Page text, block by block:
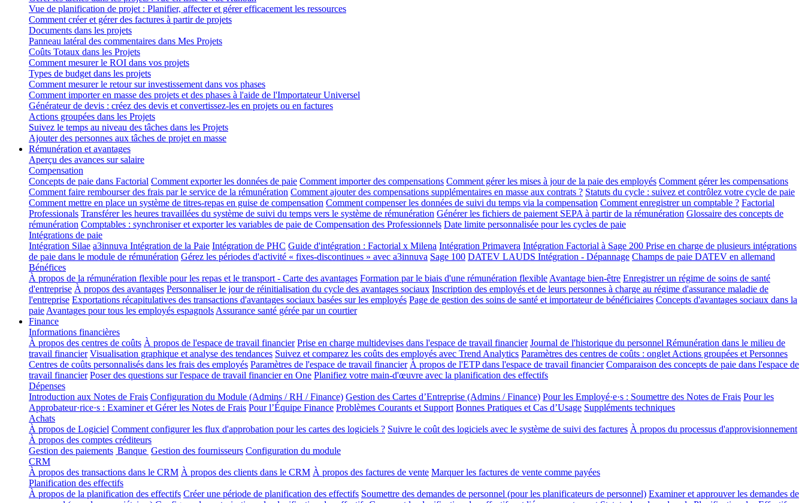
Vue de planification de projet : Planifier, affecter et gérer efficacement les ressources
Comment créer et gérer des factures à partir de projets
Documents dans les projets
Panneau latéral des commentaires dans Mes Projets
Coûts Totaux dans les Projets
Comment mesurer le ROI dans vos projets
Types de budget dans les projets
Comment mesurer le retour sur investissement dans vos phases
Comment importer en masse des projets et des phases à l'aide de l'Importateur Universel
Générateur de devis : créez des devis et convertissez-les en projets ou en factures
Actions groupées dans les Projets
Suivez le temps au niveau des tâches dans les Projets
Ajouter des personnes aux tâches de projet en masse
Rémunération et avantages
Aperçu des avances sur salaire
Compensation
Concepts de paie dans Factorial Comment exporter les données de paie Comment importer des compensations Comment gérer les mises à jour de la paie des employés Comment gérer les compensations
Comment faire rembourser des frais par le service de la rémunération Comment ajouter des compensations supplémentaires en masse aux contrats ? Statuts du cycle : suivez et contrôlez votre cycle de paie
Comment mettre en place un système de titres-repas en guise de compensation Comment compenser les données de suivi du temps via la compensation Comment enregistrer un comptable ? Factorial
Professionals Transférer les heures travaillées du système de suivi du temps vers le système de rémunération Générer les fichiers de paiement SEPA à partir de la rémunération Glossaire des concepts de
rémunération Comptables : synchroniser et exporter les variables de paie de Compensation des Professionnels Date limite personnalisée pour les cycles de paie
Intégrations de paie
Intégration Silae a3innuva Intégration de la Paie Intégration de PHC Guide d'intégration : Factorial x Milena Intégration Primavera Intégration Factorial à Sage 200 Prise en charge de plusieurs intégrations
de paie dans le module de rémunération Gérez les périodes d'activité « fixes-discontinues » avec a3innuva Sage 100 DATEV LAUDS Intégration - Dépannage Champs de paie DATEV en allemand
Bénéfices
À propos de la rémunération flexible pour les repas et le transport - Carte des avantages Formation par le biais d'une rémunération flexible Avantage bien-être Enregistrer un régime de soins de santé
d'entreprise À propos des avantages Personnaliser le jour de réinitialisation du cycle des avantages sociaux Inscription des employés et de leurs personnes à charge au régime d'assurance maladie de
l'entreprise Exportations récapitulatives des transactions d'avantages sociaux basées sur les employés Page de gestion des soins de santé et importateur de bénéficiaires Concepts d'avantages sociaux dans la
paie Avantages pour tous les employés espagnols Assurance santé gérée par un courtier
Finance
Informations financières
À propos des centres de coûts À propos de l'espace de travail financier Prise en charge multidevises dans l'espace de travail financier Journal de l'historique du personnel Rémunération dans le milieu de
travail financier Visualisation graphique et analyse des tendances Suivez et comparez les coûts des employés avec Trend Analytics Paramètres des centres de coûts : onglet Actions groupées et Personnes
Centres de coûts personnalisés dans les frais des employés Paramètres de l'espace de travail financier À propos de l'ETP dans l'espace de travail financier Comparaison des concepts de paie dans l'espace de
travail financier Poser des questions sur l'espace de travail financier en One Planifiez votre main-d'œuvre avec la planification des effectifs
Dépenses
Introduction aux Notes de Frais Configuration du Module (Admins / RH / Finance) Gestion des Cartes d’Entreprise (Admins / Finance) Pour les Employé·e·s : Soumettre des Notes de Frais Pour les
Approbateur·rice·s : Examiner et Gérer les Notes de Frais Pour l’Équipe Finance Problèmes Courants et Support Bonnes Pratiques et Cas d’Usage Suppléments techniques
Achats
À propos de Logiciel Comment configurer les flux d'approbation pour les cartes des logiciels ? Suivre le coût des logiciels avec le système de suivi des factures À propos du processus d'approvisionnement
À propos des comptes créditeurs
Gestion des paiements Banque Gestion des fournisseurs Configuration du module
CRM
À propos des transactions dans le CRM À propos des clients dans le CRM À propos des factures de vente Marquer les factures de vente comme payées
Planification des effectifs
À propos de la planification des effectifs Créer une période de planification des effectifs Soumettre des demandes de personnel (pour les planificateurs de personnel) Examiner et approuver les demandes de